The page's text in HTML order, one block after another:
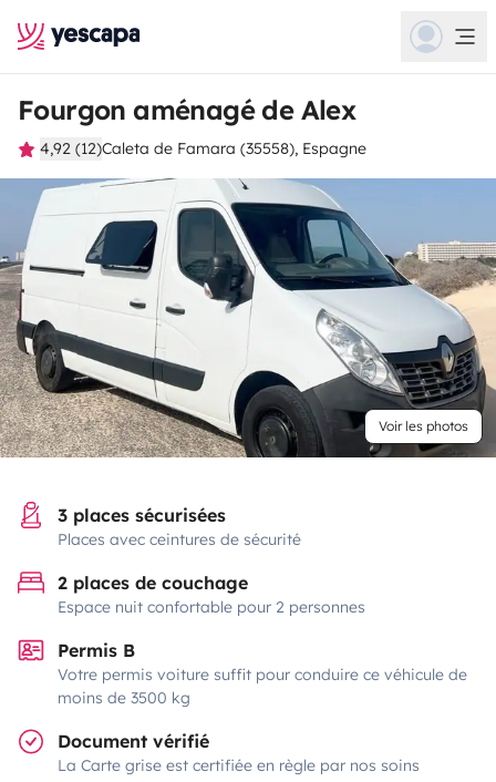
Fourgon aménagé de Alex
4,92 (12)Caleta de Famara (35558), Espagne
Voir les photos
3 places sécurisées
Places avec ceintures de sécurité
2 places de couchage
Espace nuit confortable pour 2 personnes
Permis B
Votre permis voiture suffit pour conduire ce véhicule de
moins de 3500 kg
Document vérifié
La Carte grise est certifiée en règle par nos soins